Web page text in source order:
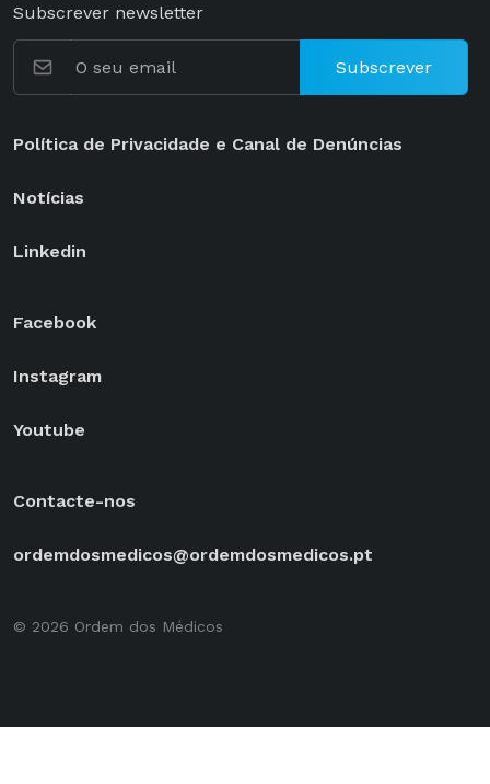
Subscrever newsletter
Subscrever
Política de Privacidade e Canal de Denúncias
Notícias
Linkedin
Facebook
Instagram
Youtube
Contacte-nos
ordemdosmedicos@ordemdosmedicos.pt
© 2026 Ordem dos Médicos